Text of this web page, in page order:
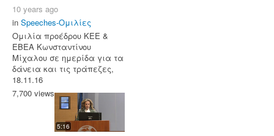
10 years ago
in Speeches-Ομιλίες
Ομιλία προέδρου ΚΕΕ &
ΕΒΕΑ Κωνσταντίνου
Μίχαλου σε ημερίδα για τα
δάνεια και τις τράπεζες,
18.11.16
7,700 views
5:16